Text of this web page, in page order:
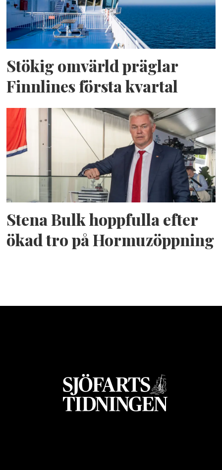
Stökig omvärld präglar
Finnlines första kvartal
Stena Bulk hoppfulla efter
ökad tro på Hormuzöppning